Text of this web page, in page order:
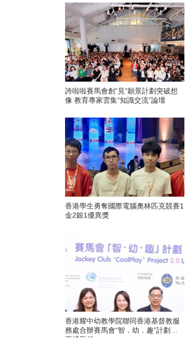
誇啦啦賽馬會創“見”願景計劃突破想
像 教育專家雲集“知識交流”論壇
香港學生勇奪國際電腦奧林匹克競賽1
金2銀1優異獎
香港耀中幼教學院聯同香港基督教服
務處合辦賽馬會“智．幼．趣”計劃開
幕禮舉行